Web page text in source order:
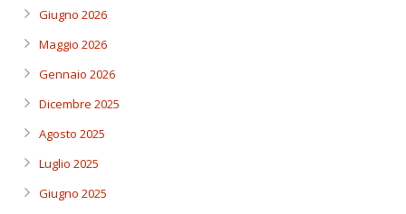
Giugno 2026
Maggio 2026
Gennaio 2026
Dicembre 2025
Agosto 2025
Luglio 2025
Giugno 2025